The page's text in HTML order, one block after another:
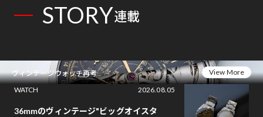
STORY連載
ヴィンテージウォッチ再考
View More
WATCH
2026.08.05
36mmのヴィンテージ"ビッグオイスタ